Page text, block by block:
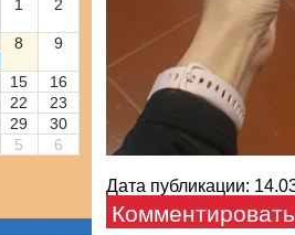
1 2
8 9
15
16
22
23
29
30
5 6
Дата публикации:
Комментировать